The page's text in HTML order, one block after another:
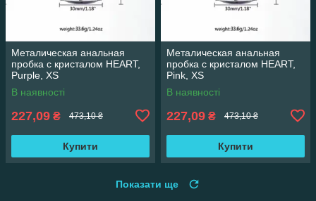
Металическая анальная
пробка с кристалом HEART,
Purple, XS
В наявності
227,09 ₴ 473,10 ₴
Купити
Металическая анальная
пробка с кристалом HEART,
Pink, XS
В наявності
227,09 ₴ 473,10 ₴
Купити
Показати ще